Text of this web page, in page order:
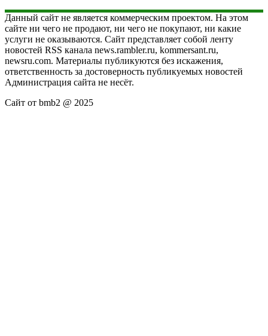
Данный сайт не является коммерческим проектом. На этом
сайте ни чего не продают, ни чего не покупают, ни какие
услуги не оказываются. Сайт представляет собой ленту
новостей RSS канала news.rambler.ru, kommersant.ru,
newsru.com. Материалы публикуются без искажения,
ответственность за достоверность публикуемых новостей
Администрация сайта не несёт.
Сайт от bmb2 @ 2025